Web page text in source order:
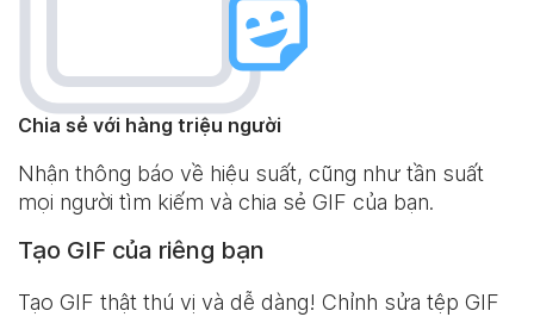
Chia sẻ với hàng triệu người
Nhận thông báo về hiệu suất, cũng như tần suất
mọi người tìm kiếm và chia sẻ GIF của bạn.
Tạo GIF của riêng bạn
Tạo GIF thật thú vị và dễ dàng! Chỉnh sửa tệp GIF